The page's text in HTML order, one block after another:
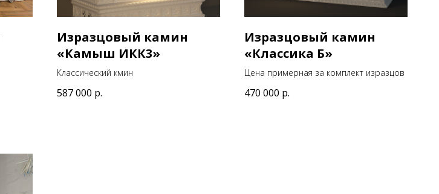
Изразцовый камин
«Камыш ИКК3»
Классический кмин
587 000 р.
Изразцовый камин
«Классика Б»
Цена примерная за комплект изразцов
470 000 р.